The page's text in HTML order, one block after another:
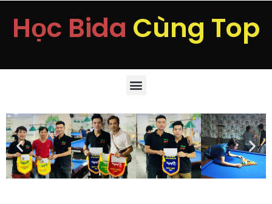
Học Bida Cùng Top